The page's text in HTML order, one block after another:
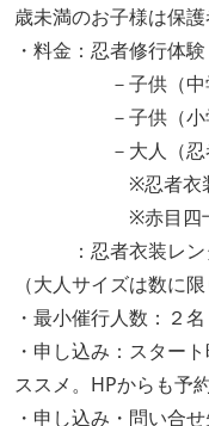
歳未満のお子様は保護
・料金：忍者修行体験
－子供（中学生
－子供（小学生
－大人（忍者
※忍者衣装が不
※赤目四十八
：忍者衣装レンタ
（大人サイズは数に限
・最小催行人数：２名
・申し込み：スター
ススメ。HPからも予
・申し込み・問い合